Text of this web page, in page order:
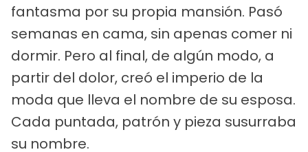
fantasma por su propia mansión. Pasó
semanas en cama, sin apenas comer ni
dormir. Pero al final, de algún modo, a
partir del dolor, creó el imperio de la
moda que lleva el nombre de su esposa.
Cada puntada, patrón y pieza susurraba
su nombre.